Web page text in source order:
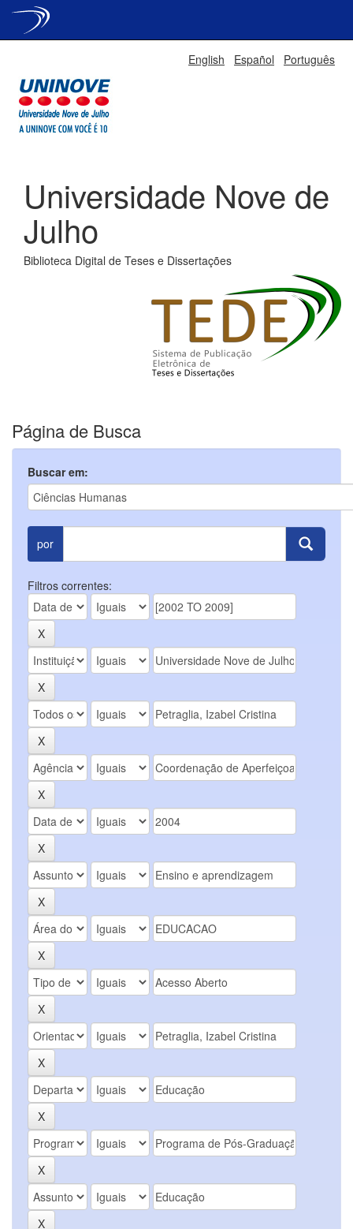
English Español Português
Universidade Nove de
Julho
Biblioteca Digital de Teses e Dissertações
Página de Busca
Buscar em:
por
Filtros correntes: